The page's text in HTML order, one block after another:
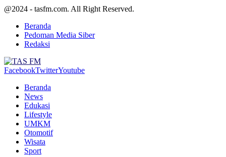
@2024 - tasfm.com. All Right Reserved.
Beranda
Pedoman Media Siber
Redaksi
FacebookTwitterYoutube
Beranda
News
Edukasi
Lifestyle
UMKM
Otomotif
Wisata
Sport